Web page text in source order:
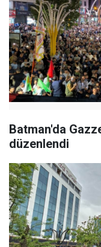
Batman'da
düzenlendi